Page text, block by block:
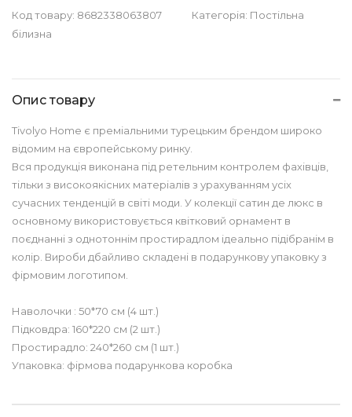
Код товару: 8682338063807 Категорія: Постільна
білизна
Опис товару
Tivolyo Home є преміальними турецьким брендом широко
відомим на європейському ринку.
Вся продукція виконана під ретельним контролем фахівців,
тільки з високоякісних матеріалів з урахуванням усіх
сучасних тенденцій в світі моди. У колекції сатин де люкс в
основному використовується квітковий орнамент в
поєднанні з однотоннім простирадлом ідеально підібранім в
колір. Вироби дбайливо складені в подарункову упаковку з
фірмовим логотипом.
Наволочки : 50*70 см (4 шт.)
Підковдра: 160*220 см (2 шт.)
Простирадло: 240*260 см (1 шт.)
Упаковка: фірмова подарункова коробка